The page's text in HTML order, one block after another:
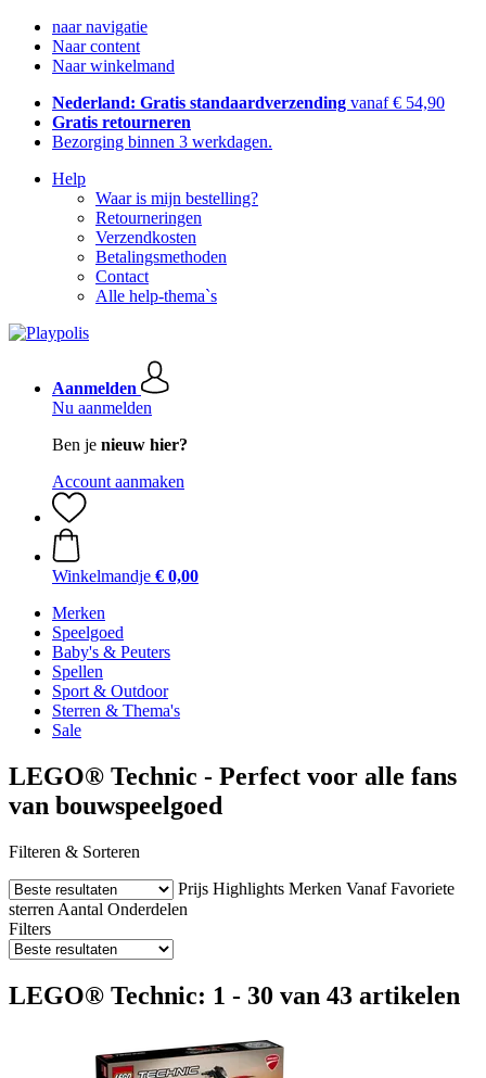
naar navigatie
Naar content
Naar winkelmand
Nederland: Gratis standaardverzending vanaf € 54,90
Gratis retourneren
Bezorging binnen 3 werkdagen.
Help
Waar is mijn bestelling?
Retourneringen
Verzendkosten
Betalingsmethoden
Contact
Alle help-thema`s
Aanmelden
Nu aanmelden
Ben je nieuw hier?
Account aanmaken
Winkelmandje € 0,00
Merken
Speelgoed
Baby's & Peuters
Spellen
Sport & Outdoor
Sterren & Thema's
Sale
LEGO® Technic - Perfect voor alle fans
van bouwspeelgoed
Filteren & Sorteren
Prijs Highlights Merken Vanaf Favoriete
sterren Aantal Onderdelen
Filters
LEGO® Technic: 1 - 30 van 43 artikelen